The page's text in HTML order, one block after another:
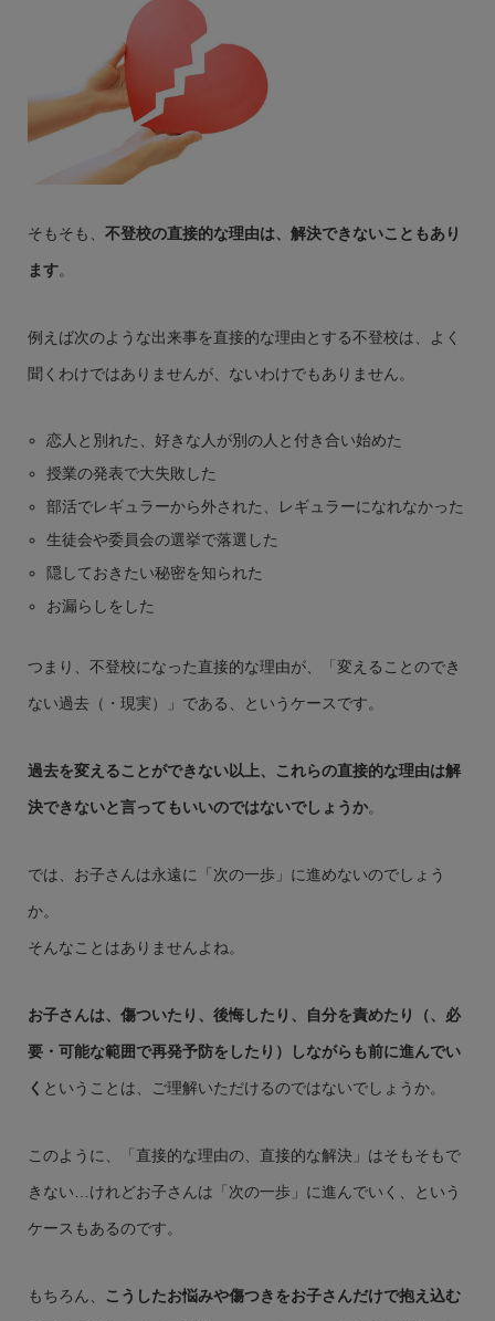
そもそも、 不登校の直接的な理由は、解決できないこともあり
ます。
例えば次のような出来事を直接的な理由とする不登校は、よく
聞くわけではありませんが、ないわけでもありません。
恋人と別れた、好きな人が別の人と付き合い始めた
授業の発表で大失敗した
部活でレギュラーから外された、レギュラーになれなかった
生徒会や委員会の選挙で落選した
隠しておきたい秘密を知られた
お漏らしをした
つまり、不登校になった直接的な理由が、「変えることのでき
ない過去（・現実）」である、というケースです。
過去を変えることができない以上、これらの直接的な理由は解
決できないと言ってもいいのではないでしょうか。
では、お子さんは永遠に「次の一歩」に進めないのでしょう
か。
そんなことはありませんよね。
お子さんは、傷ついたり、後悔したり、自分を責めたり（、必
要・可能な範囲で再発予防をしたり）しながらも前に進んでい
く ということは、ご理解いただけるのではないでしょうか。
このように、「直接的な理由の、直接的な解決」はそもそもで
きない…けれどお子さんは「次の一歩」に進んでいく、という
ケースもあるのです。
もちろん、 こうしたお悩みや傷つきをお子さんだけで抱え込む